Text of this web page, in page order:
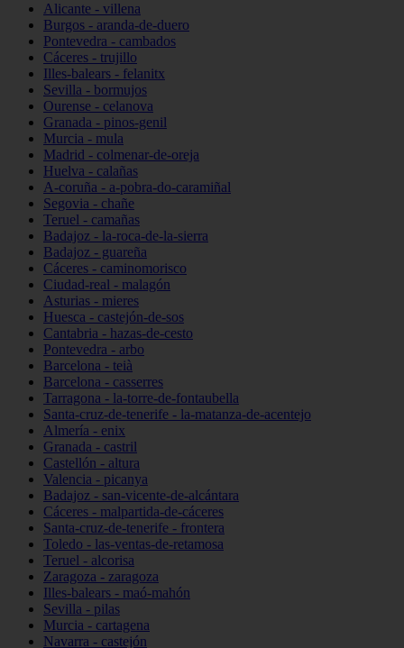
Alicante - villena
Burgos - aranda-de-duero
Pontevedra - cambados
Cáceres - trujillo
Illes-balears - felanitx
Sevilla - bormujos
Ourense - celanova
Granada - pinos-genil
Murcia - mula
Madrid - colmenar-de-oreja
Huelva - calañas
A-coruña - a-pobra-do-caramiñal
Segovia - chañe
Teruel - camañas
Badajoz - la-roca-de-la-sierra
Badajoz - guareña
Cáceres - caminomorisco
Ciudad-real - malagón
Asturias - mieres
Huesca - castejón-de-sos
Cantabria - hazas-de-cesto
Pontevedra - arbo
Barcelona - teià
Barcelona - casserres
Tarragona - la-torre-de-fontaubella
Santa-cruz-de-tenerife - la-matanza-de-acentejo
Almería - enix
Granada - castril
Castellón - altura
Valencia - picanya
Badajoz - san-vicente-de-alcántara
Cáceres - malpartida-de-cáceres
Santa-cruz-de-tenerife - frontera
Toledo - las-ventas-de-retamosa
Teruel - alcorisa
Zaragoza - zaragoza
Illes-balears - maó-mahón
Sevilla - pilas
Murcia - cartagena
Navarra - castejón